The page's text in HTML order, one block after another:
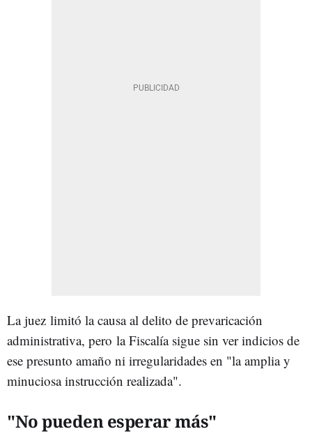
La juez limitó la causa al delito de prevaricación
administrativa, pero la Fiscalía sigue sin ver indicios de
ese presunto amaño ni irregularidades en "la amplia y
minuciosa instrucción realizada".
"No pueden esperar más"